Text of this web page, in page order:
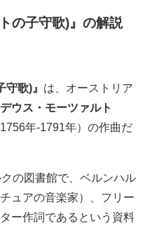
の子守歌)』の解説
歌)』 は、オーストリア
ウス・モーツァルト
年-1791年）の作曲だ
の図書館で、ベルンハル
ュアの音楽家）、フリー
ー作詞であるという資料